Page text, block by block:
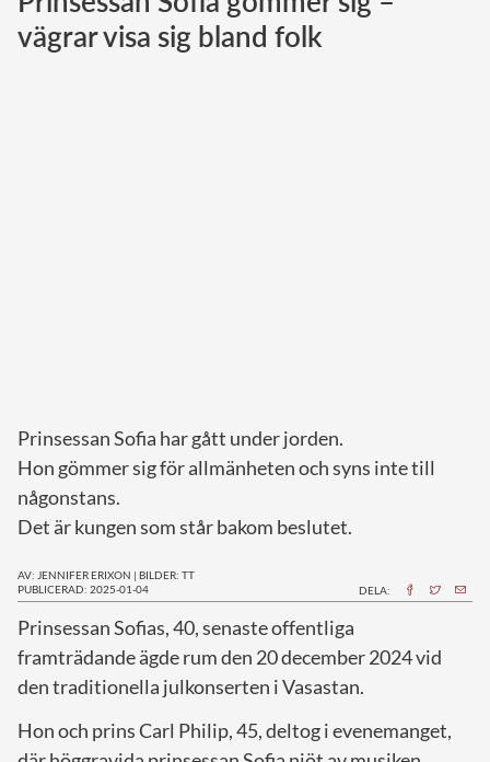
Norska kungahuset
vägrar visa sig bland folk
Prinsessan Sofia har gått under jorden.
Hon gömmer sig för allmänheten och syns inte till
någonstans.
Det är kungen som står bakom beslutet.
AV: JENNIFER ERIXON | BILDER: TT
PUBLICERAD: 2025-01-04
DELA:
Prinsessan Sofias, 40, senaste offentliga
framträdande ägde rum den 20 december 2024 vid
den traditionella julkonserten i Vasastan.
Hon och prins Carl Philip, 45, deltog i evenemanget,